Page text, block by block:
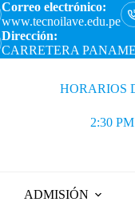
Correo electrónico:
www.tecnoilave.edu.pe
Dirección:
CARRETERA
HORARIOS
2:30
ADMISIÓN